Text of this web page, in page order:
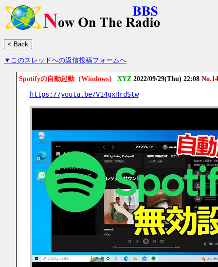
▼このスレッドへの返信投稿フォームへ
Spotifyの自動起動（Windows） XYZ 2022/09/29(Thu) 22:08
https://youtu.be/V14gxHrdStw